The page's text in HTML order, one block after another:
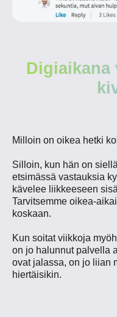
Digiaikana
Milloin on oikea hetki
Silloin, kun hän on
etsimässä vastauksia
kävelee liikkeeseen
Tarvitsemme oikea-
koskaan.
Kun soitat viikkoja
on jo halunnut palvella
ovat jalassa, on jo liian
hiertäisikin.